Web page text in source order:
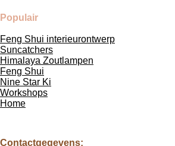
Populair
Feng Shui interieurontwerp
Suncatchers
Himalaya Zoutlampen
Feng Shui
Nine Star Ki
Workshops
Home
Contactgegevens: